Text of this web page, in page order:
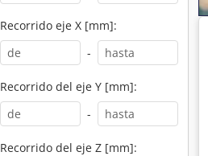
Recorrido eje X [mm]:
-
Recorrido del eje Y [mm]:
-
Recorrido del eje Z [mm]: